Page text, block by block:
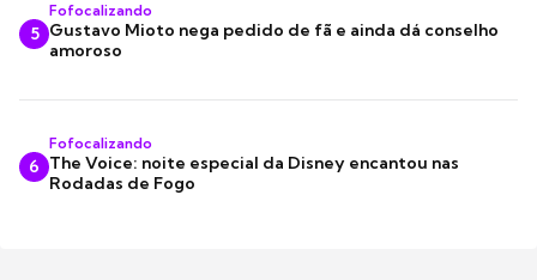
5
Fofocalizando
Gustavo Mioto nega pedido de fã e ainda dá conselho
amoroso
6
Fofocalizando
The Voice: noite especial da Disney encantou nas
Rodadas de Fogo